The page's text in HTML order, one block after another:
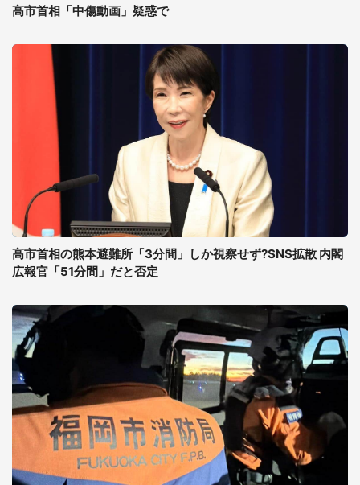
高市首相「中傷動画」疑惑で
高市首相の熊本避難所「3分間」しか視察せず?SNS拡散 内閣
広報官「51分間」だと否定